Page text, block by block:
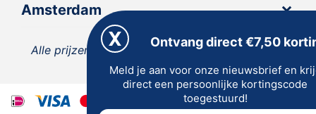
Amsterdam
Alle prijzen zijn inclusief 21% BTW, tenzij anders
vermeld.
Ontvang direct €7,50
Meld je aan voor onze nieuwsbrief en
direct een persoonlijke kortingscode
toegestuurd!